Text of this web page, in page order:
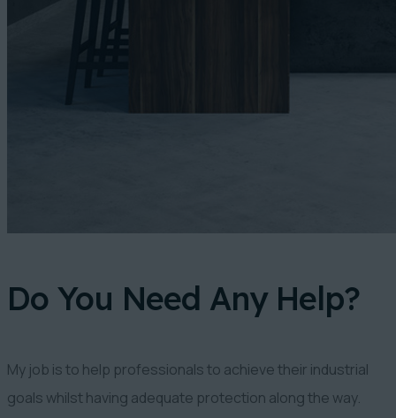
Do You Need Any Help?
My job is to help professionals to achieve their industrial
goals whilst having adequate protection along the way.